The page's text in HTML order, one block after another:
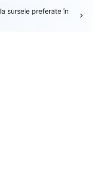
la sursele preferate în